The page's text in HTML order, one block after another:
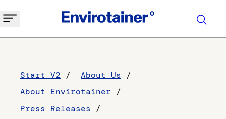
Start V2
About Us
About Envirotainer
Press Releases